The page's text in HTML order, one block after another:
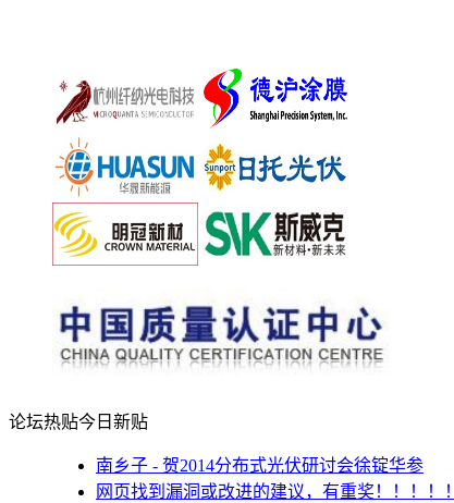
论坛热贴今日新贴
南乡子 - 贺2014分布式光伏研讨会徐锭华参
网页找到漏洞或改进的建议，有重奖！！！！！